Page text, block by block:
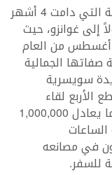
للاحتفال بالذكرى السنوية المائتين للرحلة التي دامت 4 أشهر
بوفيه عام 1818 وصولاً إلى غوانزو، حيث
وصل إلى المدينة الصينية كرائد في 16 أغسطس من العام
رؤية صفاتها الجمالية
سويسرية
الأربع لقاء
10,000 فرنك سويسري لكل منها، وهو ما يعادل 1,000,000
في مصانعه
للسفر.